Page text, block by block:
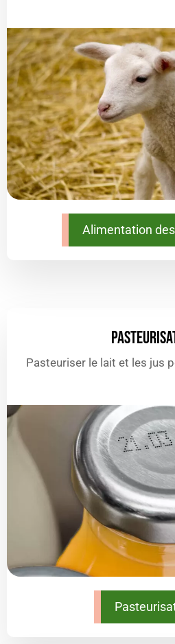
Alimentation
Pasteuriser le lait et les jus